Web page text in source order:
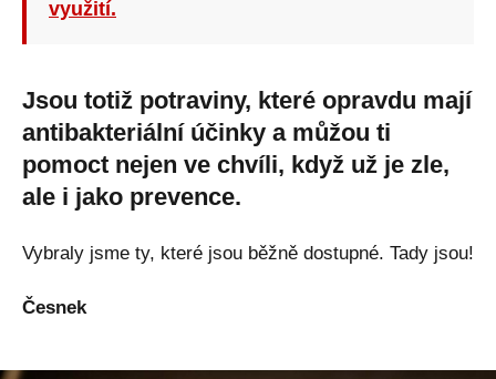
využití.
Jsou totiž potraviny, které opravdu mají
antibakteriální účinky a můžou ti
pomoct nejen ve chvíli, když už je zle,
ale i jako prevence.
Vybraly jsme ty, které jsou běžně dostupné. Tady jsou!
Česnek